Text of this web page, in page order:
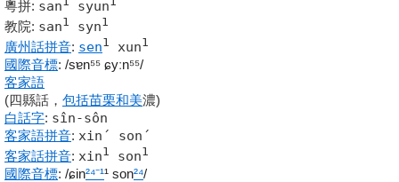
粵拼: san syun
教院: san1 syn1
廣州話拼音: sen1 xun1
國際音標: /sɐn⁵⁵ ɕyːn⁵⁵/
客家語
(四縣話， 包括苗栗和美濃)
白話字: sîn-sôn
客家語拼音: xin´ son´
客家話拼音: xin1 son1
國際音標: /ɕin²⁴⁻¹¹ son²⁴/